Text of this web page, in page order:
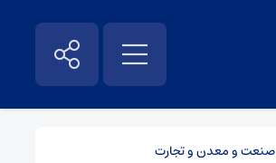
صنعت و معدن و تجارت